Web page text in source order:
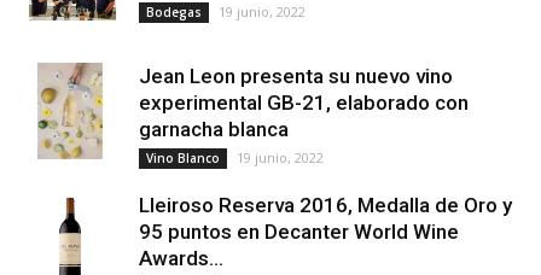
Bodegas 19 junio, 2022
Jean Leon presenta su nuevo vino
experimental GB-21, elaborado con
garnacha blanca
Vino Blanco 19 junio, 2022
Lleiroso Reserva 2016, Medalla de Oro y
95 puntos en Decanter World Wine
Awards...